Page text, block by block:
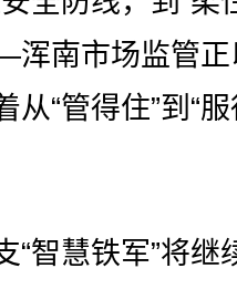
南市场监管正
“管得住”到“服
慧铁军”将继